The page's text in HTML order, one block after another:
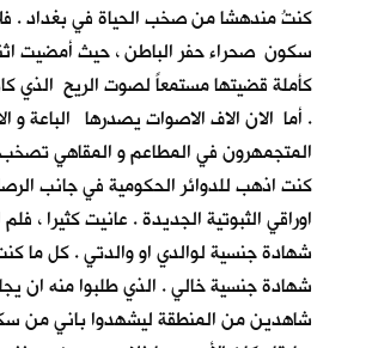
كنتُ مندهشا من صخب الحياة في بغداد .
سكون صحراء حفر الباطن ، حيث أمضيت
كأملة قضيتها مستمعاً لصوت الريح الذي
. أما الان الاف الاصوات يصدرها الباعة و
المتجمهرون في المطاعم و المقاهي
كنت اذهب للدوائر الحكومية في جانب
اوراقي الثبوتية الجديدة . عانيت كثيرا ،
شهادة جنسية لوالدي او والدتي . كل ما
شهادة جنسية خالي . الذي طلبوا منه ان
شاهدين من المنطقة ليشهدوا باني من